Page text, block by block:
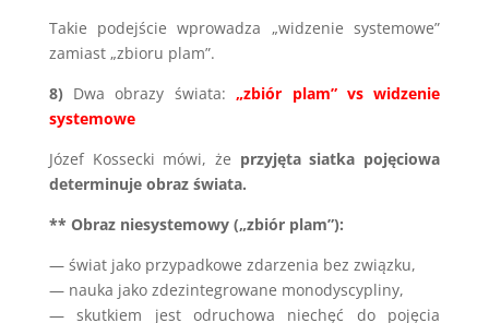
Takie podejście wprowadza „widzenie systemowe”
zamiast „zbioru plam”.
8) Dwa obrazy świata:„zbiór plam” vs widzenie
systemowe
Józef Kossecki mówi, że przyjęta siatka pojęciowa
determinuje obraz świata.
** Obraz niesystemowy („zbiór plam”):
— świat jako przypadkowe zdarzenia bez związku,
— nauka jako zdezintegrowane monodyscypliny,
— skutkiem jest odruchowa niechęć do pojęcia